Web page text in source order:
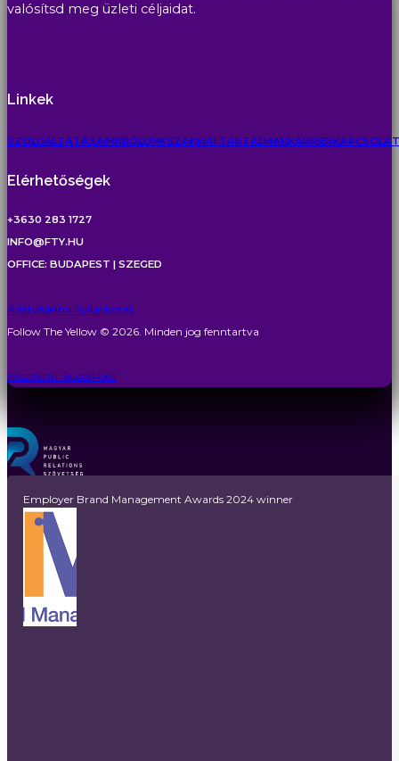
valósítsd meg üzleti céljaidat.
Linkek
SZOLGÁLTATÁSAINKRÓLUNKSZAKMAI TARTALMAKKARRIERKAPCSOLAT
Elérhetőségek
+3630 283 1727
INFO@FTY.HU
OFFICE: BUDAPEST | SZEGED
Adatvédelmi nyilatkozat
Follow The Yellow © 2026. Minden jog fenntartva
Készítette: SuperPixel
Employer Brand Management Awards 2024 winner